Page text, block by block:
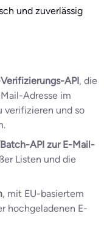
und zuverlässig
API, die
Adresse im
verifizieren und so
API zur E-Mail-
Listen und die
, mit EU-basiertem
hochgeladenen E-